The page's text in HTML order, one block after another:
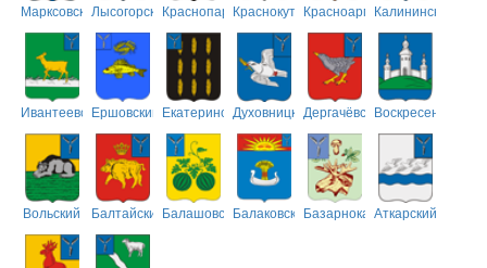
МарксовскийЛысогорскийКраснопартизанский
КраснокутскийКрасноармейский
Калининский
ИвантеевскийЕршовский ЕкатериновскийДуховницкийДергачёвскийВоскресенский
Вольский БалтайскийБалашовскийБалаковскийБазарнокарабулакский
Аткарский